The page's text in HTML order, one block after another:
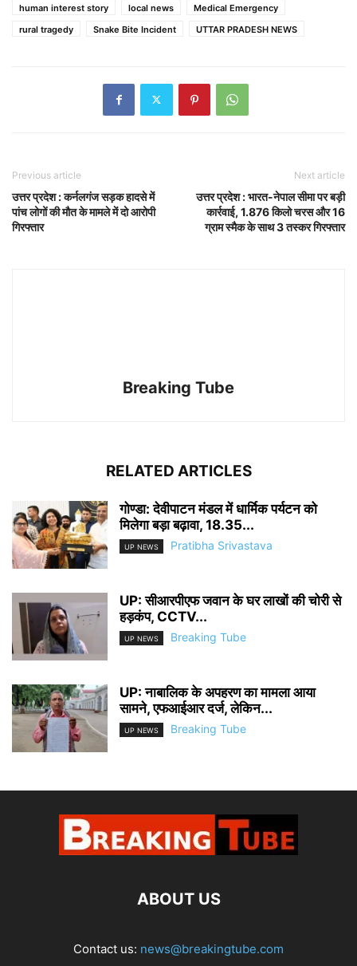
human interest story
local news
Medical Emergency
rural tragedy
Snake Bite Incident UTTAR PRADESH NEWS
Previous article
उत्तर प्रदेश : कर्नलगंज सड़क हादसे में
पांच लोगों की मौत के मामले में दो आरोपी
गिरफ्तार
Next article
उत्तर प्रदेश : भारत-नेपाल सीमा पर बड़ी
कार्रवाई, 1.876 किलो चरस और 16
ग्राम स्मैक के साथ 3 तस्कर गिरफ्तार
Breaking Tube
RELATED ARTICLES
गोण्डा: देवीपाटन मंडल में धार्मिक पर्यटन को
मिलेगा बड़ा बढ़ावा, 18.35...
UP NEWS Pratibha Srivastava
UP: सीआरपीएफ जवान के घर लाखों की चोरी से
हड़कंप, CCTV...
UP NEWS Breaking Tube
UP: नाबालिक के अपहरण का मामला आया
सामने, एफआईआर दर्ज, लेकिन...
UP NEWS Breaking Tube
ABOUT US
Contact us: news@breakingtube.com